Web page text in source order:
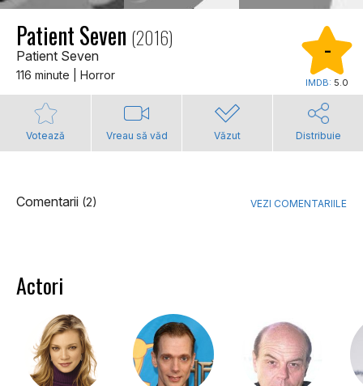
Patient Seven (2016)
Patient Seven
116 minute | Horror
-
IMDB: 5.0
Votează Vreau să văd Văzut Distribuie
Comentarii (2) VEZI COMENTARIILE
Actori